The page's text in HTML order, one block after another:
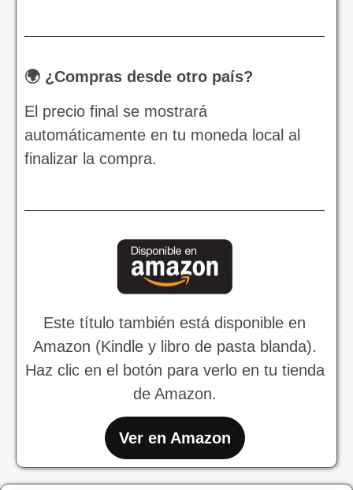
🌍 ¿Compras desde otro país?
El precio final se mostrará
automáticamente en tu moneda local al
finalizar la compra.
Este título también está disponible en
Amazon (Kindle y libro de pasta blanda).
Haz clic en el botón para verlo en tu tienda
de Amazon.
Ver en Amazon